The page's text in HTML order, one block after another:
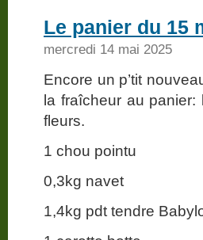
Le panier du 15
mercredi 14 mai 2025
Encore un p’tit
la fraîcheur au
fleurs.
1 chou pointu
0,3kg navet
1,4kg pdt tendre